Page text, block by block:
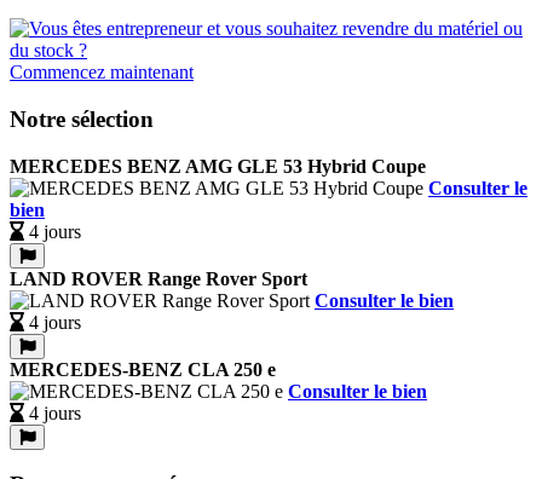
Commencez maintenant
Notre sélection
MERCEDES BENZ AMG GLE 53 Hybrid Coupe
Consulter le
bien
4 jours
LAND ROVER Range Rover Sport
Consulter le bien
4 jours
MERCEDES-BENZ CLA 250 e
Consulter le bien
4 jours